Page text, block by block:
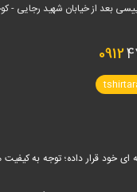
بعد از خیابان شهید رجایی -
0912
در زمینه انواع پوشاک تبلیغاتی آغاز نموده و همیشه 3 اصل